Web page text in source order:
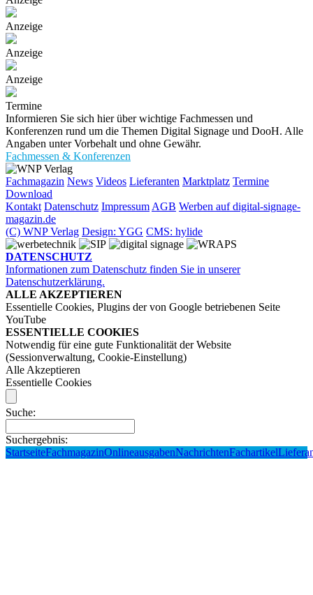
Anzeige
Anzeige
Anzeige
Termine
Informieren Sie sich hier über wichtige Fachmessen und
Konferenzen rund um die Themen Digital Signage und DooH. Alle
Angaben unter Vorbehalt und ohne Gewähr.
Fachmessen & Konferenzen
Fachmagazin News Videos Lieferanten Marktplatz Termine
Download
Kontakt Datenschutz Impressum AGB Werben auf digital-signage-
magazin.de
(C) WNP Verlag Design: YGG CMS: hylide
DATENSCHUTZ
Informationen zum Datenschutz finden Sie in unserer
Datenschutzerklärung.
ALLE AKZEPTIEREN
Essentielle Cookies, Plugins der von Google betriebenen Seite
YouTube
ESSENTIELLE COOKIES
Notwendig für eine gute Funktionalität der Website
(Sessionverwaltung, Cookie-Einstellung)
Alle Akzeptieren
Essentielle Cookies
Suche:
Suchergebnis:
StartseiteFachmagazinOnlineausgabenNachrichtenFachartikel